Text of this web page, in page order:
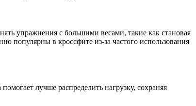
упражнения с большими весами, такие как становая
популярны в кроссфите из-за частого использования
лучше распределить нагрузку, сохраняя